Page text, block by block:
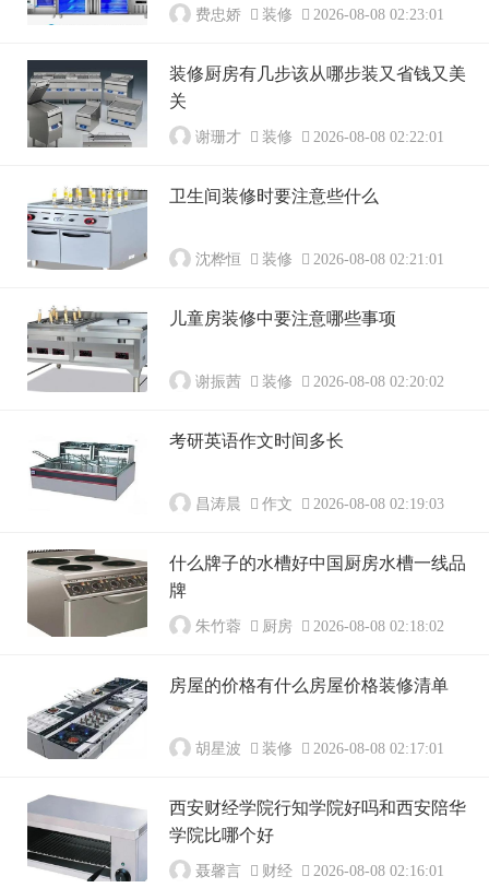
费忠娇 装修 2026-08-08 02:23:01
装修厨房有几步该从哪步装又省钱又美
关
谢珊才 装修 2026-08-08 02:22:01
卫生间装修时要注意些什么
沈桦恒 装修 2026-08-08 02:21:01
儿童房装修中要注意哪些事项
谢振茜 装修 2026-08-08 02:20:02
考研英语作文时间多长
昌涛晨 作文 2026-08-08 02:19:03
什么牌子的水槽好中国厨房水槽一线品
牌
朱竹蓉 厨房 2026-08-08 02:18:02
房屋的价格有什么房屋价格装修清单
胡星波 装修 2026-08-08 02:17:01
西安财经学院行知学院好吗和西安陪华
学院比哪个好
聂馨言 财经 2026-08-08 02:16:01